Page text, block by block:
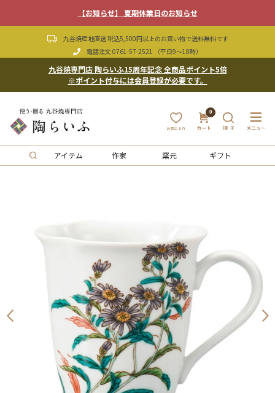
【お知らせ】 夏期休業日のお知らせ
九谷焼産地直送 税込5,500円以上のお買い物で送料無料です
電話注文 0761-57-2521 （平日9〜18時）
九谷焼専門店 陶らいふ15周年記念 全商品ポイント5倍
※ポイント付与には会員登録が必要です。
0
アイテム 作家 窯元 ギフト